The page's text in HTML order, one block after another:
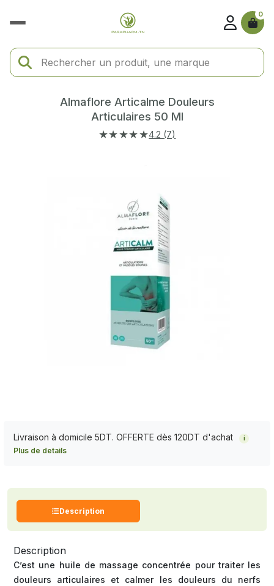
0
Almaflore Articalme Douleurs
Articulaires 50 Ml
★★★★★4.2 (7)
Livraison à domicile 5DT. OFFERTE dès 120DT d'achat i
Plus de details
Description
Description
C’est une huile de massage concentrée pour traiter les
douleurs articulaires et calmer les douleurs du nerfs